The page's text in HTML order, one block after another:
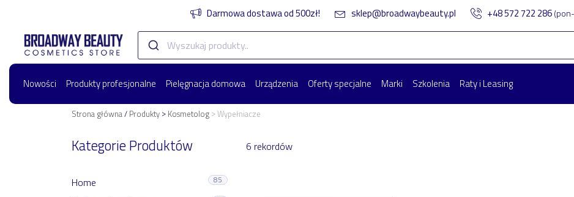
Darmowa dostawa od 500zł! sklep@broadwaybeauty.pl +48 572 722 286
Nowości Produkty profesjonalne Pielęgnacja domowa Urządzenia Oferty specjalne Marki Szkolenia Raty i Leasing
Strona główna/ Produkty > Kosmetolog >Wypełniacze
Kategorie Produktów
Home 85
6 rekordów